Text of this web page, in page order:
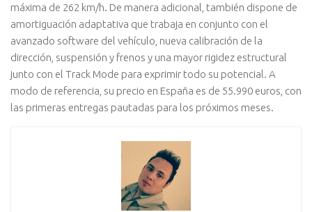
máxima de 262 km/h. De manera adicional, también dispone de
amortiguación adaptativa que trabaja en conjunto con el
avanzado software del vehículo, nueva calibración de la
dirección, suspensión y frenos y una mayor rigidez estructural
junto con el Track Mode para exprimir todo su potencial. A
modo de referencia, su precio en España es de 55.990 euros, con
las primeras entregas pautadas para los próximos meses.